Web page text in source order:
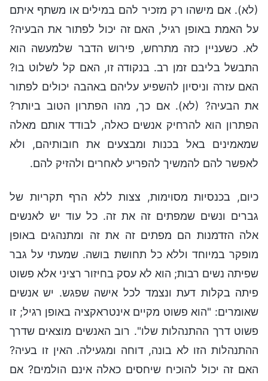
(לא). אם מישהו רק מזכיר להם במילים או משתף איתם
על האמת באופן רגיל, האם זה יכול לפתור את הבעיה?
לא. כשעניין כזה מתרחש, פירוש הדבר שלמעשה הוא
התבשל בליבם זמן רב. בנקודה זו, האם קל לשלוט בו?
האם עזרה וניסיון להשפיע עליהם באהבה יכולים לפתור
את הבעיה? (לא). אם כך, מהו הפתרון הטוב ביותר?
הפתרון הוא להרחיק אנשים כאלה, לבודד אותם מאלה
שמאמינים באל בכנות ומבצעים את חובותיהם, ולא
לאפשר להם להמשיך להפריע לאחרים ולהזיק להם.
כיום, בכנסיות מסוימות, צצות ללא הרף תקריות של
גברים ונשים שמפתים זה את זה. כל עוד יש לאנשים
אלה הזדמנות הם מפתים זה את זה ומתנהגים באופן
מופקר במיוחד וללא כל תחושת בושה. שמעתי על גבר
שפיתה נשים רבות; הוא לא עסק בחיזור רציני אלא פשוט
פיתה בקלות דעת ונצמד לכל אישה שפגש. יש אנשים
שאומרים: "הוא פשוט מקיים אינטראקציה באופן רגיל; זו
פשוט דרך ההתנהלות שלו". רוב האנשים מוצאים שדרך
ההתנהלות הזו לא בונה, דוחה ומגעילה. האין זו בעיה?
האם זה יכול להוכיח שיחסים כאלה אינם הולמים? אם